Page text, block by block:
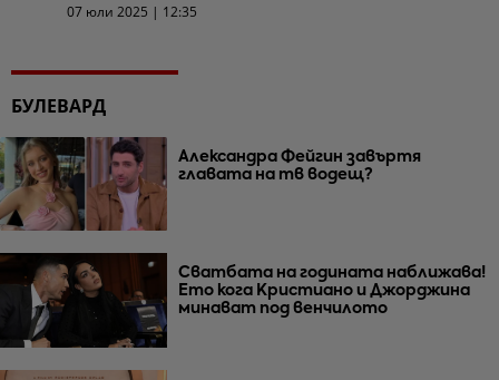
07 юли 2025 | 12:35
БУЛЕВАРД
Александра Фейгин завъртя
главата на тв водещ?
Сватбата на годината наближава!
Ето кога Кристиано и Джорджина
минават под венчилото